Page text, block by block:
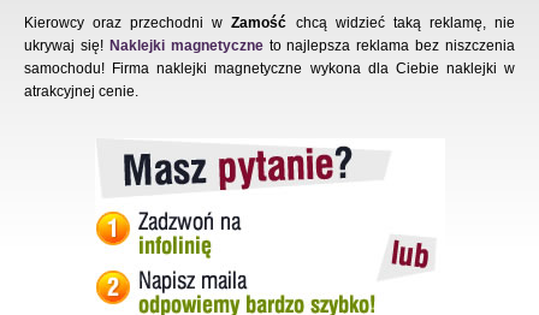
Kierowcy oraz przechodni wZamość chcą widzieć taką reklamę, nie
ukrywaj się! Naklejki magnetyczneto najlepsza reklama bez niszczenia
samochodu! Firma naklejki magnetyczne wykona dla Ciebie naklejki w
atrakcyjnej cenie.